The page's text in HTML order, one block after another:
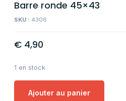
Barre ronde 45×43
SKU : 4306
€ 4,90
1 en stock
Ajouter au panier